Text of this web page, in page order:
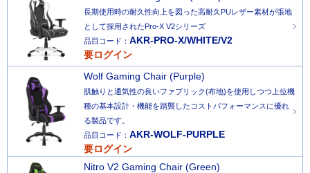
長期使用時の耐久性向上を図った高耐久PUレザー素材が張地
として採用されたPro-X V2シリーズ
品目コード： AKR-PRO-X/WHITE/V2
要ログイン
Wolf Gaming Chair (Purple)
肌触りと通気性の良いファブリック(布地)を使用しつつ上位機
種の基本設計・機能を踏襲したコストパフォーマンスに優れ
る製品です。
品目コード： AKR-WOLF-PURPLE
要ログイン
Nitro V2 Gaming Chair (Green)